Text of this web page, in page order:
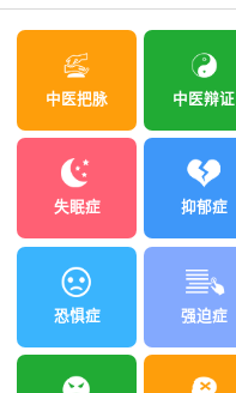
中医把脉 中医辩证
失眠症 抑郁症
恐惧症 强迫症